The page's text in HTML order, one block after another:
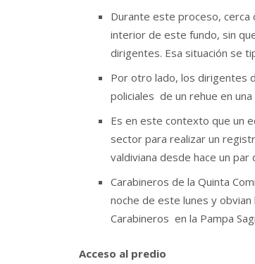
Durante este proceso, cerca
interior de este fundo, sin
dirigentes. Esa situación se
Por otro lado, los dirigentes
policiales de un rehue en
Es en este contexto que un
sector para realizar un
valdiviana desde hace un par
Carabineros de la Quinta
noche de este lunes y
Carabineros en la Pampa
Acceso al predio